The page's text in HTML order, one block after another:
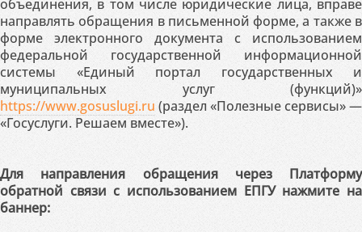
объединения, в том числе юридические лица, вправе
направлять обращения в письменной форме, а также в
форме электронного документа с использованием
федеральной государственной информационной
системы «Единый портал государственных и
муниципальных услуг (функций)»
https://www.gosuslugi.ru (раздел «Полезные сервисы» —
«Госуслуги. Решаем вместе»).
Для направления обращения через Платформу
обратной связи с использованием ЕПГУ нажмите на
баннер: